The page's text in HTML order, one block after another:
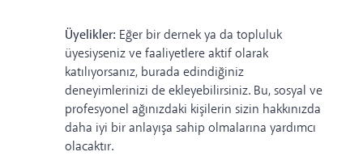
Üyelikler: Eğer bir dernek ya da topluluk
üyesiyseniz ve faaliyetlere aktif olarak
katılıyorsanız, burada edindiğiniz
deneyimlerinizi de ekleyebilirsiniz. Bu, sosyal ve
profesyonel ağınızdaki kişilerin sizin hakkınızda
daha iyi bir anlayışa sahip olmalarına yardımcı
olacaktır.